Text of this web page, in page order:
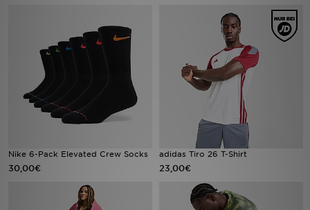
Nike 6-Pack Elevated Crew Socks
30,00€
adidas Tiro 26 T-Shirt
23,00€
Geschenkkarte
Filialfinder
Mein JD
Meine Nachrichten
Bestellverfolgung